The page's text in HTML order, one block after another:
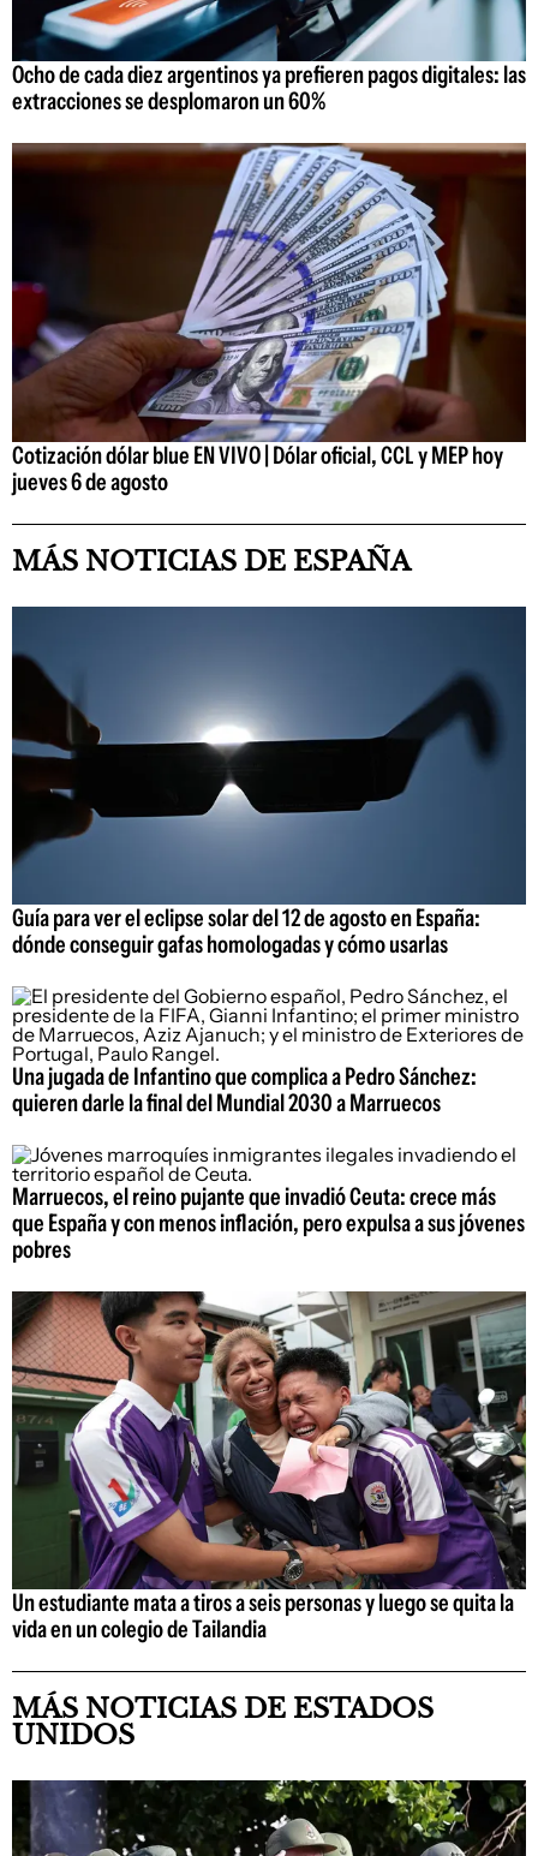
Ocho de cada diez argentinos ya prefieren pagos digitales: las
extracciones se desplomaron un 60%
Cotización dólar blue EN VIVO | Dólar oficial, CCL y MEP hoy
jueves 6 de agosto
MÁS NOTICIAS DE ESPAÑA
Guía para ver el eclipse solar del 12 de agosto en España:
dónde conseguir gafas homologadas y cómo usarlas
Una jugada de Infantino que complica a Pedro Sánchez:
quieren darle la final del Mundial 2030 a Marruecos
Marruecos, el reino pujante que invadió Ceuta: crece más
que España y con menos inflación, pero expulsa a sus jóvenes
pobres
Un estudiante mata a tiros a seis personas y luego se quita la
vida en un colegio de Tailandia
MÁS NOTICIAS DE ESTADOS
UNIDOS